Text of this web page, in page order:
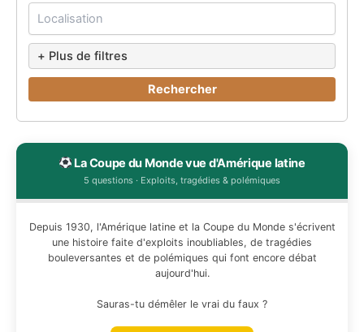
+ Plus de filtres
Rechercher
La Coupe du Monde vue d'Amérique latine
5 questions · Exploits, tragédies & polémiques
Depuis 1930, l'Amérique latine et la Coupe du Monde s'écrivent
une histoire faite d'exploits inoubliables, de tragédies
bouleversantes et de polémiques qui font encore débat
aujourd'hui.
Sauras-tu démêler le vrai du faux ?